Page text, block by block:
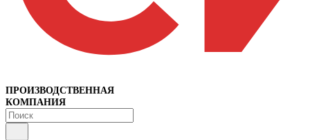
ПРОИЗВОДСТВЕННАЯ
КОМПАНИЯ